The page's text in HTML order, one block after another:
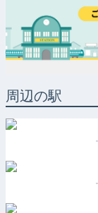
周辺の駅